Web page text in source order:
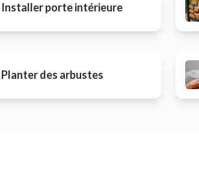
Installer porte intérieure
Planter des arbustes